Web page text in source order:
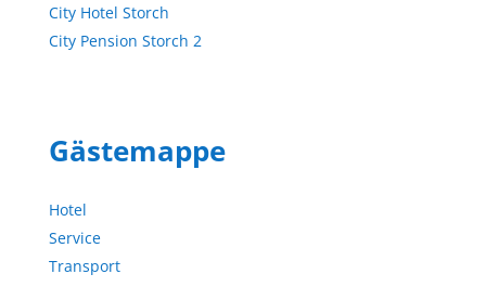
City Hotel Storch
City Pension Storch 2
Gästemappe
Hotel
Service
Transport